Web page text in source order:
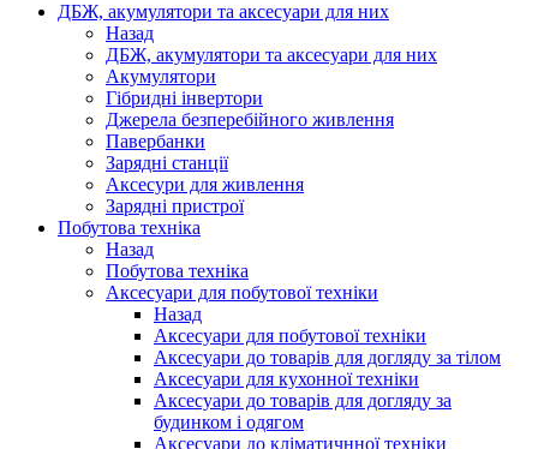
ДБЖ, акумулятори та аксесуари для них
Назад
ДБЖ, акумулятори та аксесуари для них
Акумулятори
Гібридні інвертори
Джерела безперебійного живлення
Павербанки
Зарядні станції
Аксесури для живлення
Зарядні пристрої
Побутова техніка
Назад
Побутова техніка
Аксесуари для побутової техніки
Назад
Аксесуари для побутової техніки
Аксесуари до товарів для догляду за тілом
Аксесуари для кухонної техніки
Аксесуари до товарів для догляду за
будинком і одягом
Аксесуари до кліматичнної техніки